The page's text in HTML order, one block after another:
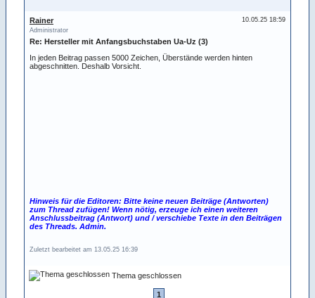
10.05.25 18:59
Rainer
Administrator
Re: Hersteller mit Anfangsbuchstaben Ua-Uz (3)
In jeden Beitrag passen 5000 Zeichen, Überstände werden hinten
abgeschnitten. Deshalb Vorsicht.
Hinweis für die Editoren: Bitte keine neuen Beiträge (Antworten)
zum Thread zufügen! Wenn nötig, erzeuge ich einen weiteren
Anschlussbeitrag (Antwort) und / verschiebe Texte in den Beiträgen
des Threads. Admin.
Zuletzt bearbeitet am 13.05.25 16:39
Thema geschlossen
1